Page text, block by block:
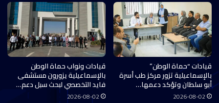
قيادات “حماة الوطن”
بالإسماعيلية تزور مركز طب أسرة
أبو سلطان وتؤكد دعمها…
2026-08-02
قيادات ونواب حماة الوطن
بالإسماعيلية يزورون مستشفى
فايد التخصصي لبحث سبل دعم…
2026-08-02